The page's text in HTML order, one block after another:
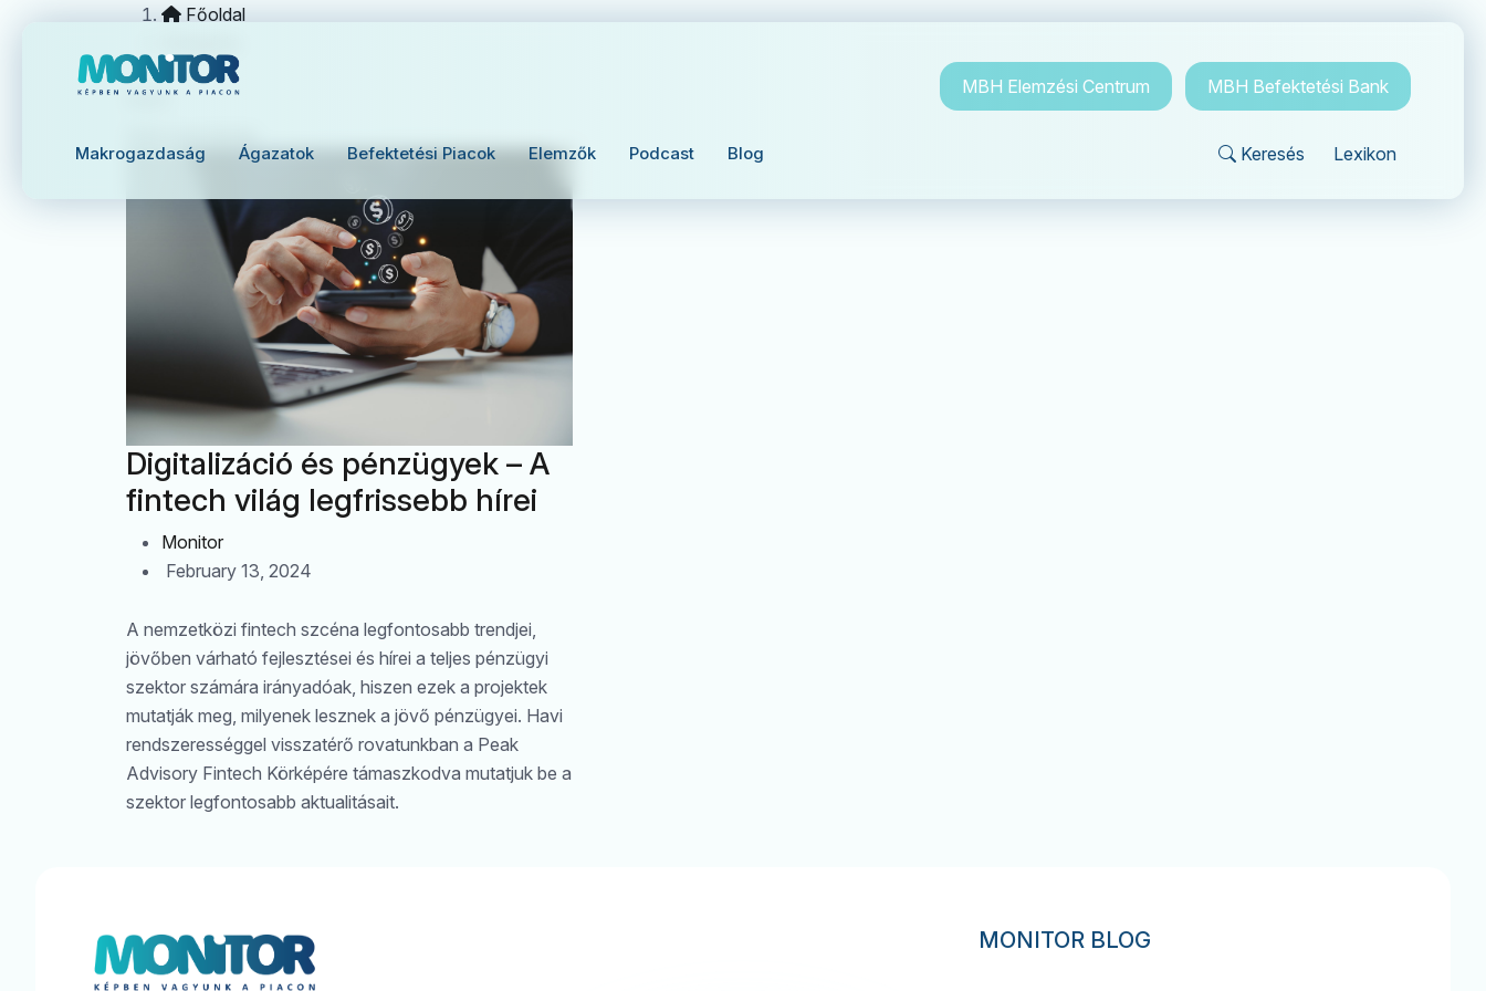
MBH Elemzési Centrum MBH Befektetési Bank
Makrogazdaság Ágazatok Befektetési Piacok Elemzők Podcast Blog Keresés Lexikon
Főoldal
kripto
Digitalizáció és pénzügyek – A
fintech világ legfrissebb hírei
Monitor
February 13, 2024
A nemzetközi fintech szcéna legfontosabb trendjei,
jövőben várható fejlesztései és hírei a teljes pénzügyi
szektor számára irányadóak, hiszen ezek a projektek
mutatják meg, milyenek lesznek a jövő pénzügyei. Havi
rendszerességgel visszatérő rovatunkban a Peak
Advisory Fintech Körképére támaszkodva mutatjuk be a
szektor legfontosabb aktualitásait.
MONITOR BLOG